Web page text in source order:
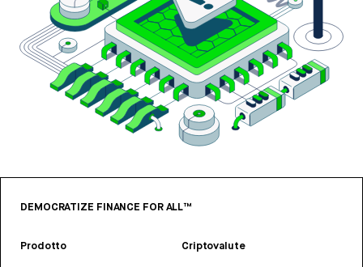
DEMOCRATIZE FINANCE FOR ALL™
Prodotto Criptovalute